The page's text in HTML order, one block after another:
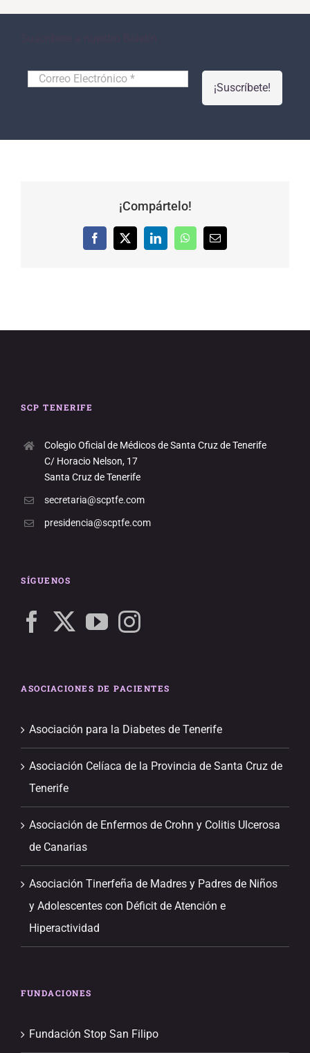
Correo
¡Compártelo!
Facebook
X LinkedInWhatsAppCorreo
SCP TENERIFE
Colegio Oficial de Médicos de Santa Cruz de Tenerife
C/ Horacio Nelson, 17
Santa Cruz de Tenerife
secretaria@scptfe.com
presidencia@scptfe.com
SÍGUENOS
ASOCIACIONES DE PACIENTES
Asociación para la Diabetes de Tenerife
Asociación Celíaca de la Provincia de Santa Cruz de
Tenerife
Asociación de Enfermos de Crohn y Colitis Ulcerosa
de Canarias
Asociación Tinerfeña de Madres y Padres de Niños
y Adolescentes con Déficit de Atención e
Hiperactividad
FUNDACIONES
Fundación Stop San Filipo